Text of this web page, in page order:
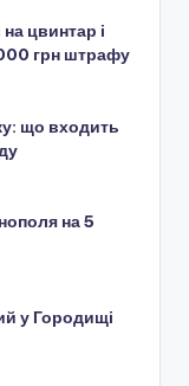
цвинтар і
грн штрафу
що входить
на 5
у Городищі